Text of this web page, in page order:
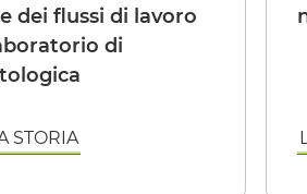
dei flussi di lavoro
di
STORIA